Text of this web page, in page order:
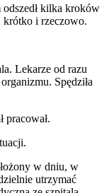
odszedł kilka kroków
krótko i rzeczowo.
Lekarze od razu
Spędziła
pracował.
w dniu, w
utrzymać